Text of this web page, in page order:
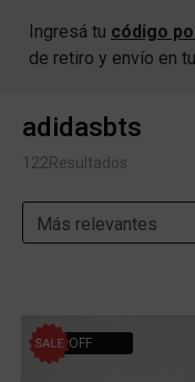
Ingresá tu código
de retiro y envío en
adidasbts
122Resultados
11% OFF